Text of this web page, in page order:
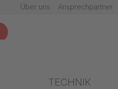
Über uns Ansprechpartner
Brandschutz
TECHNIK